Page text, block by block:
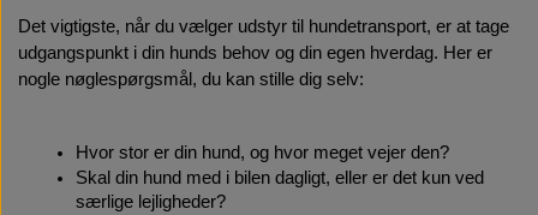
Det vigtigste, når du vælger udstyr til hundetransport, er at tage
udgangspunkt i din hunds behov og din egen hverdag. Her er
nogle nøglespørgsmål, du kan stille dig selv:
Hvor stor er din hund, og hvor meget vejer den?
Skal din hund med i bilen dagligt, eller er det kun ved
særlige lejligheder?